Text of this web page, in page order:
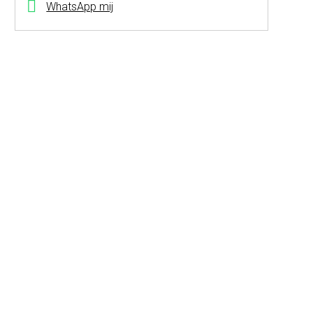
WhatsApp mij